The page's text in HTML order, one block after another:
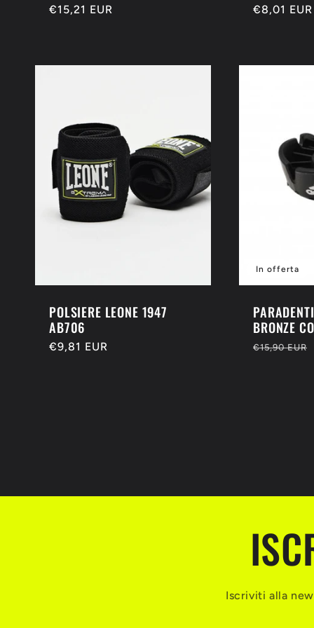
Prezzo
€15,21 EUR
Prezzo
€8,01 EUR
POLSIERE LEONE 1947
AB706
Prezzo
€9,81 EUR
In offerta
BRONZE
Prezzo
€15,90 EUR
Iscriviti alla